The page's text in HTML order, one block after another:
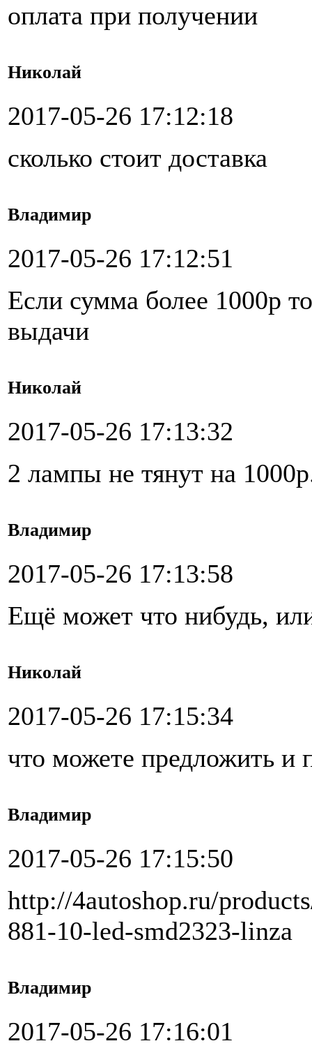
оплата при получении
Николай
2017-05-26 17:12:18
сколько стоит доставка
Владимир
2017-05-26 17:12:51
Если сумма более 1000р
выдачи
Николай
2017-05-26 17:13:32
2 лампы не тянут на
Владимир
2017-05-26 17:13:58
Ещё может что нибудь,
Николай
2017-05-26 17:15:34
что можете предложить и
Владимир
2017-05-26 17:15:50
http://4autoshop.ru/
881-10-led-smd2323-linza
Владимир
2017-05-26 17:16:01